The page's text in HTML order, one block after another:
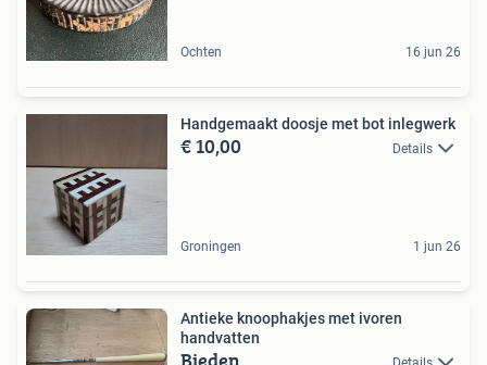
Ochten 16 jun 26
Handgemaakt doosje met bot inlegwerk
€ 10,00 Details
Groningen 1 jun 26
Antieke knoophakjes met ivoren
handvatten